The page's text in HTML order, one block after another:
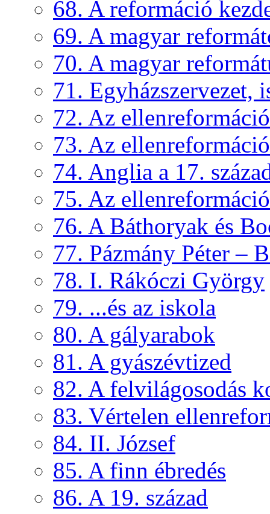
68. A reformáció
69. A magyar
70. A magyar
71. Egyházszervezet,
72. Az ellenreformáció
73. Az
74. Anglia a 17.
75. Az
76. A Báthoryak és
77. Pázmány Péter –
78. I. Rákóczi György
79. ...és az iskola
80. A gályarabok
81. A gyászévtized
82. A felvilágosodás
83. Vértelen
84. II. József
85. A finn ébredés
86. A 19. század